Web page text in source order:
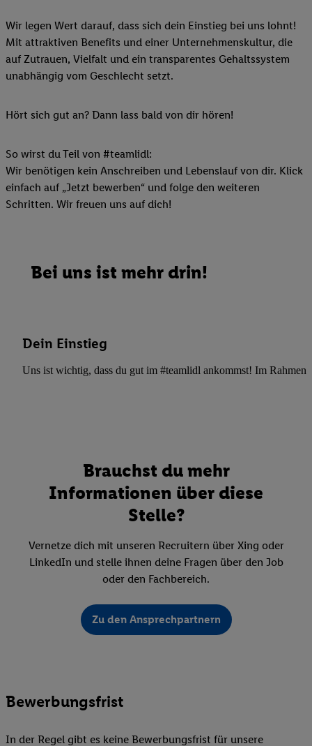
Wir legen Wert darauf, dass sich dein Einstieg bei uns lohnt!
Mit attraktiven Benefits und einer Unternehmenskultur, die
auf Zutrauen, Vielfalt und ein transparentes Gehaltssystem
unabhängig vom Geschlecht setzt.
Hört sich gut an? Dann lass bald von dir hören!
So wirst du Teil von #teamlidl:
Wir benötigen kein Anschreiben und Lebenslauf von dir. Klick
einfach auf „Jetzt bewerben“ und folge den weiteren
Schritten. Wir freuen uns auf dich!
Bei uns ist mehr drin!
Dein Einstieg
Uns ist wichtig, dass du gut im #teamlidl ankommst! Im Rahmen
Brauchst du mehr
Informationen über diese
Stelle?
Vernetze dich mit unseren Recruitern über Xing oder
LinkedIn und stelle ihnen deine Fragen über den Job
oder den Fachbereich.
Zu den Ansprechpartnern
Bewerbungsfrist
In der Regel gibt es keine Bewerbungsfrist für unsere